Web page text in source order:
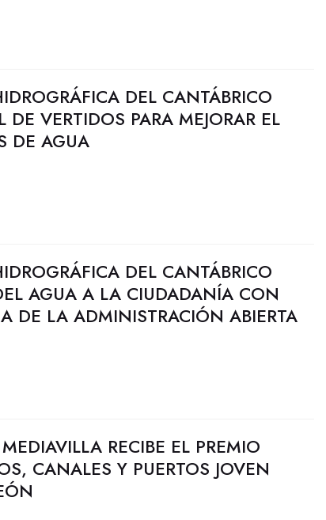
DEL CANTÁBRICO
DE VERTIDOS PARA MEJORAR EL
DE AGUA
DEL CANTÁBRICO
AGUA A LA CIUDADANÍA CON
DE LA ADMINISTRACIÓN ABIERTA
RECIBE EL PREMIO
CANALES Y PUERTOS JOVEN